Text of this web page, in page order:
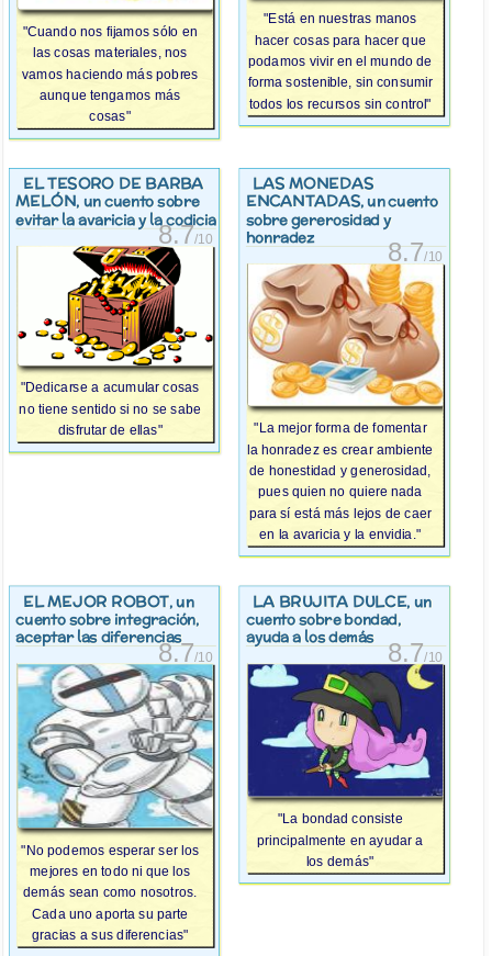
"Cuando nos fijamos sólo en
las cosas materiales, nos
vamos haciendo más pobres
aunque tengamos más
cosas"
"Está en nuestras manos
hacer cosas para hacer que
podamos vivir en el mundo de
forma sostenible, sin consumir
todos los recursos sin control"
EL TESORO DE BARBA
MELÓN, un cuento sobre
evitar la avaricia y la codicia
8.7/10
"Dedicarse a acumular cosas
no tiene sentido si no se sabe
disfrutar de ellas"
LAS MONEDAS
ENCANTADAS, un cuento
sobre gererosidad y
honradez
8.7/10
"La mejor forma de fomentar
la honradez es crear ambiente
de honestidad y generosidad,
pues quien no quiere nada
para sí está más lejos de caer
en la avaricia y la envidia."
EL MEJOR ROBOT, un
cuento sobre integración,
aceptar las diferencias
8.7/10
"No podemos esperar ser los
mejores en todo ni que los
demás sean como nosotros.
Cada uno aporta su parte
gracias a sus diferencias"
LA BRUJITA DULCE, un
cuento sobre bondad,
ayuda a los demás
8.7/10
"La bondad consiste
principalmente en ayudar a
los demás"